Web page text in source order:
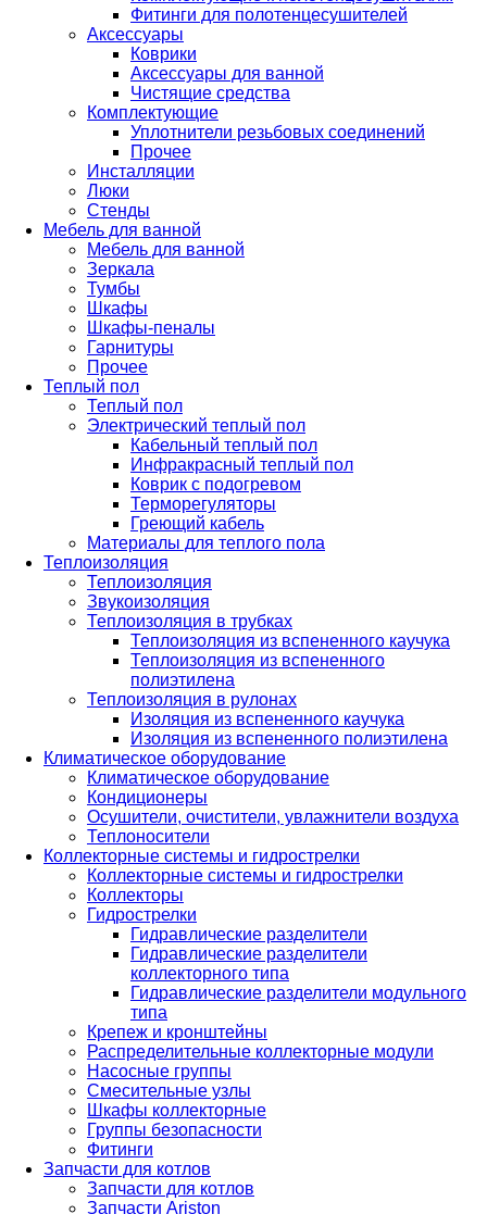
Фитинги для полотенцесушителей
Аксессуары
Коврики
Аксессуары для ванной
Чистящие средства
Комплектующие
Уплотнители резьбовых соединений
Прочее
Инсталляции
Люки
Стенды
Мебель для ванной
Мебель для ванной
Зеркала
Тумбы
Шкафы
Шкафы-пеналы
Гарнитуры
Прочее
Теплый пол
Теплый пол
Электрический теплый пол
Кабельный теплый пол
Инфракрасный теплый пол
Коврик с подогревом
Терморегуляторы
Греющий кабель
Материалы для теплого пола
Теплоизоляция
Теплоизоляция
Звукоизоляция
Теплоизоляция в трубках
Теплоизоляция из вспененного каучука
Теплоизоляция из вспененного
полиэтилена
Теплоизоляция в рулонах
Изоляция из вспененного каучука
Изоляция из вспененного полиэтилена
Климатическое оборудование
Климатическое оборудование
Кондиционеры
Осушители, очистители, увлажнители воздуха
Теплоносители
Коллекторные системы и гидрострелки
Коллекторные системы и гидрострелки
Коллекторы
Гидрострелки
Гидравлические разделители
Гидравлические разделители
коллекторного типа
Гидравлические разделители модульного
типа
Крепеж и кронштейны
Распределительные коллекторные модули
Насосные группы
Смесительные узлы
Шкафы коллекторные
Группы безопасности
Фитинги
Запчасти для котлов
Запчасти для котлов
Запчасти Ariston